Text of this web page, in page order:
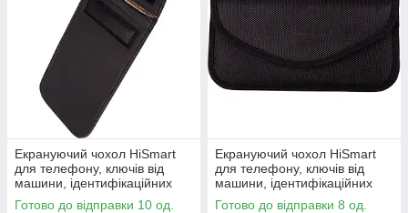
Екрануючий чохол HiSmart
для телефону, ключів від
машини, ідентифікаційних
карток (Чохол Фарадея)
Готово до відправки 10 од.
Екрануючий чохол HiSmart
для телефону, ключів від
машини, ідентифікаційних
карток (Чохол Фарадея)
Готово до відправки 8 од.